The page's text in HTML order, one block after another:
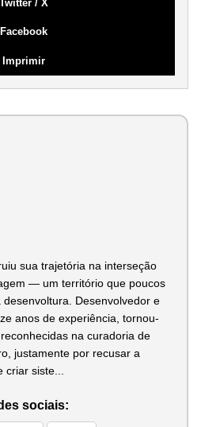
Twitter / X
Facebook
Imprimir
sua trajetória na interseção
— um território que poucos
Desenvolvedor e
anos de experiência, tornou-
na curadoria de
justamente por recusar a
siste...
sociais: